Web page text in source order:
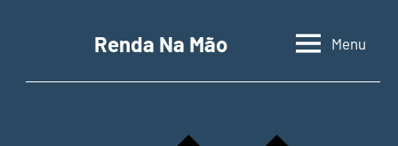
conteúdo
Renda Na Mão
Contabilidade,
empreendedorismo
Menu